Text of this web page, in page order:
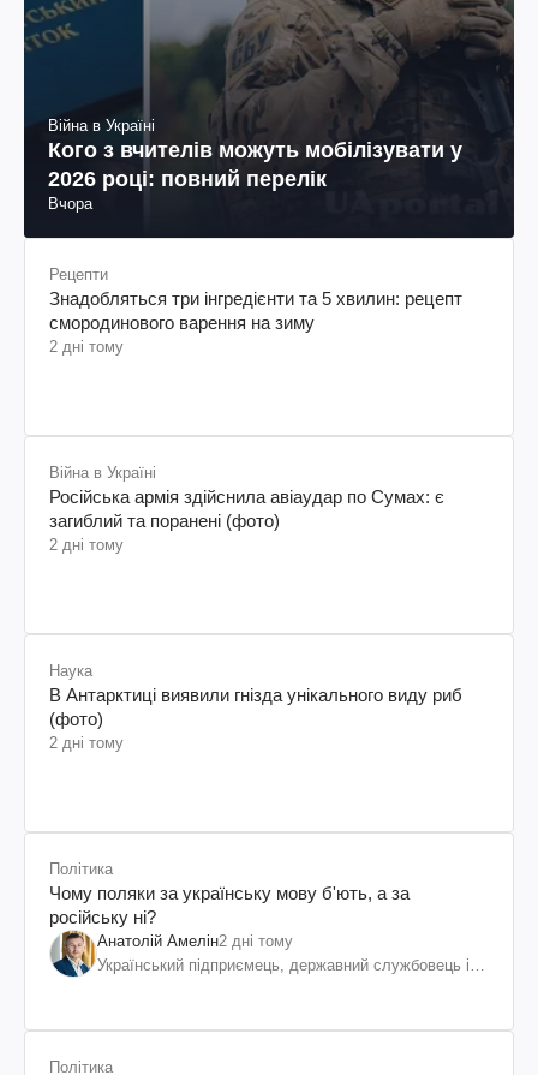
Війна в Україні
Кого з вчителів можуть мобілізувати у
2026 році: повний перелік
Вчора
Рецепти
Знадобляться три інгредієнти та 5 хвилин: рецепт
смородинового варення на зиму
2 дні тому
Війна в Україні
Російська армія здійснила авіаудар по Сумах: є
загиблий та поранені (фото)
2 дні тому
Наука
В Антарктиці виявили гнізда унікального виду риб
(фото)
2 дні тому
Політика
Чому поляки за українську мову б'ють, а за
російську ні?
Анатолій Амелін2 дні тому
Український підприємець, державний службовець і
Політика